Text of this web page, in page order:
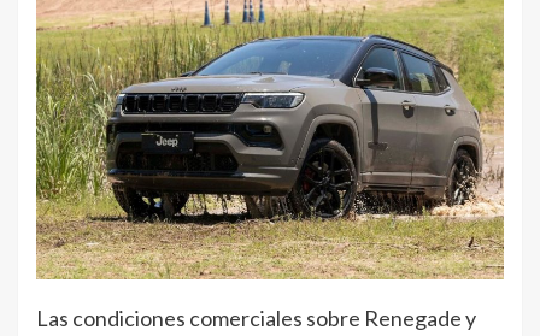
Las condiciones comerciales sobre Renegade y